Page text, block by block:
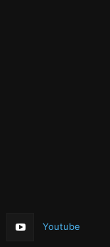
Youtube